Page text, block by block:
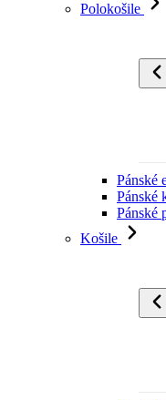
Polokošile
Pánské
Pánské
Pánské
Košile